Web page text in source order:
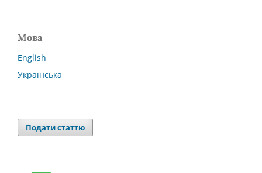
Мова
English
Українська
Подати статтю